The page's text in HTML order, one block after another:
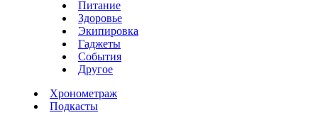
Питание
Здоровье
Экипировка
Гаджеты
События
Другое
Хронометраж
Подкасты